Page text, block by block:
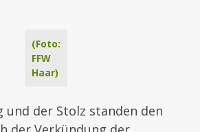
(Foto:
FFW
Haar)
und der Stolz standen den